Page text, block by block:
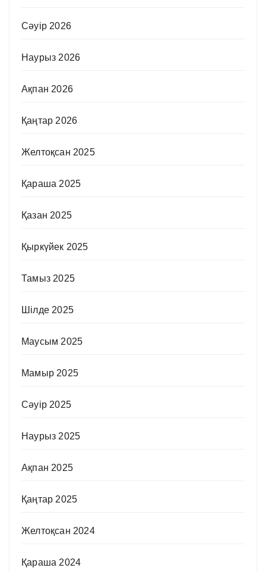
Сәуір 2026
Наурыз 2026
Ақпан 2026
Қаңтар 2026
Желтоқсан 2025
Қараша 2025
Қазан 2025
Қыркүйек 2025
Тамыз 2025
Шілде 2025
Маусым 2025
Мамыр 2025
Сәуір 2025
Наурыз 2025
Ақпан 2025
Қаңтар 2025
Желтоқсан 2024
Қараша 2024